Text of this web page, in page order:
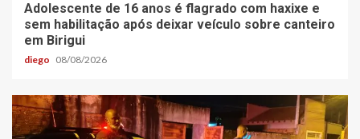
Adolescente de 16 anos é flagrado com haxixe e
sem habilitação após deixar veículo sobre canteiro
em Birigui
diego 08/08/2026